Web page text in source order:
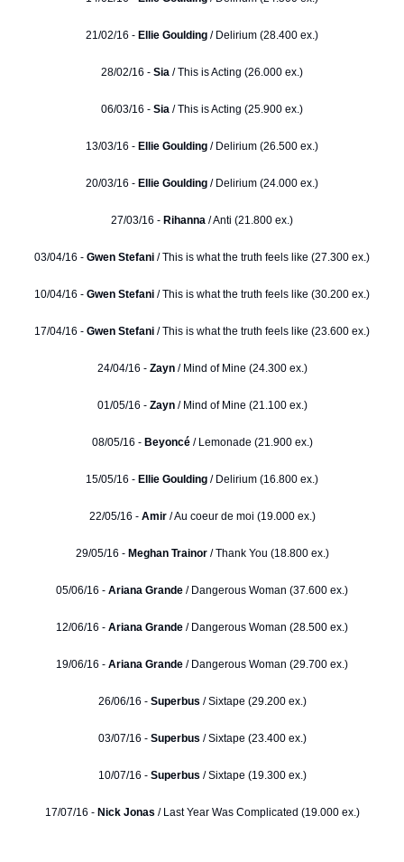
21/02/16 - Ellie Goulding / Delirium (28.400 ex.)
28/02/16 - Sia / This is Acting (26.000 ex.)
06/03/16 - Sia / This is Acting (25.900 ex.)
13/03/16 - Ellie Goulding / Delirium (26.500 ex.)
20/03/16 - Ellie Goulding / Delirium (24.000 ex.)
27/03/16 - Rihanna / Anti (21.800 ex.)
03/04/16 - Gwen Stefani / This is what the truth feels like (27.300 ex.)
10/04/16 - Gwen Stefani / This is what the truth feels like (30.200 ex.)
17/04/16 - Gwen Stefani / This is what the truth feels like (23.600 ex.)
24/04/16 - Zayn / Mind of Mine (24.300 ex.)
01/05/16 - Zayn / Mind of Mine (21.100 ex.)
08/05/16 - Beyoncé / Lemonade (21.900 ex.)
15/05/16 - Ellie Goulding / Delirium (16.800 ex.)
22/05/16 - Amir / Au coeur de moi (19.000 ex.)
29/05/16 - Meghan Trainor/ Thank You (18.800 ex.)
05/06/16 - Ariana Grande / Dangerous Woman (37.600 ex.)
12/06/16 - Ariana Grande / Dangerous Woman (28.500 ex.)
19/06/16 - Ariana Grande / Dangerous Woman (29.700 ex.)
26/06/16 - Superbus / Sixtape (29.200 ex.)
03/07/16 - Superbus / Sixtape (23.400 ex.)
10/07/16 - Superbus / Sixtape (19.300 ex.)
17/07/16 - Nick Jonas / Last Year Was Complicated (19.000 ex.)